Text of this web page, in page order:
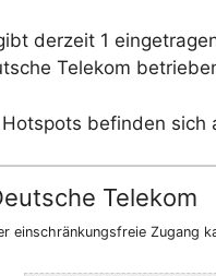
derzeit 1
Telekom
Hotspots befinden sich
Telekom
einschränkungsfreie Zugang